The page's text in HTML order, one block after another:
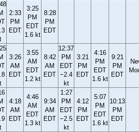
2:33
PM
EDT
3:25
PM
EDT
1.6 kt
8:28
PM
EDT
3:26
AM
EDT
3:55
AM
EDT
1.2 kt
8:42
AM
EDT
12:37
PM
EDT
−2.4
kt
3:21
PM
EDT
4:16
PM
EDT
1.6 kt
9:21
PM
EDT
4:18
AM
EDT
4:46
AM
EDT
1.3 kt
9:34
AM
EDT
1:27
PM
EDT
−2.5
kt
4:12
PM
EDT
5:07
PM
EDT
1.6 kt
10:13
PM
EDT